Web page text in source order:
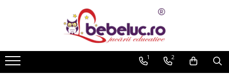
Minden termék
Játékok életkor szerint
Oktató játékok
1 2